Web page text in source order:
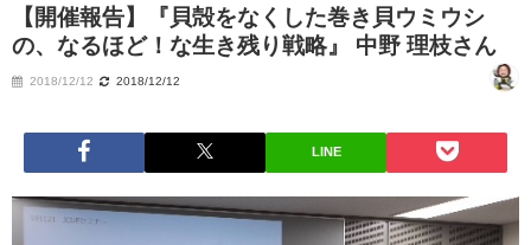
【開催報告】『貝殻をなくした巻き貝ウミウシ
の、なるほど！な生き残り戦略』 中野 理枝さん
2018/12/12 2018/12/12
LINE